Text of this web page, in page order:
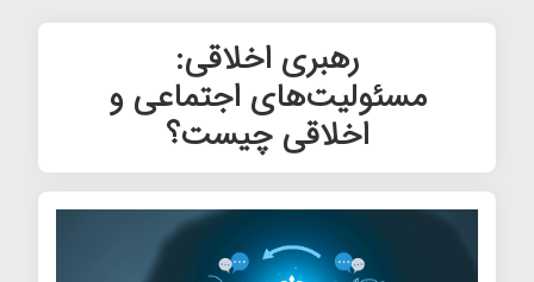
رهبری اخلاقی:
مسئولیت‌های اجتماعی و
اخلاقی چیست؟